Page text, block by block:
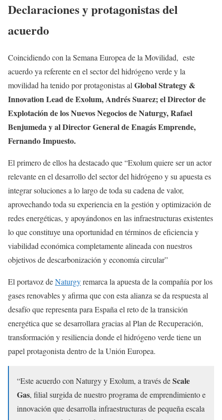
Declaraciones y protagonistas del
acuerdo
Coincidiendo con la Semana Europea de la Movilidad, este
acuerdo ya referente en el sector del hidrógeno verde y la
movilidad ha tenido por protagonistas al Global Strategy &
Innovation Lead de Exolum, Andrés Suarez; el Director de
Explotación de los Nuevos Negocios de Naturgy, Rafael
Benjumeda y al Director General de Enagás Emprende,
Fernando Impuesto.
El primero de ellos ha destacado que “Exolum quiere ser un actor
relevante en el desarrollo del sector del hidrógeno y su apuesta es
integrar soluciones a lo largo de toda su cadena de valor,
aprovechando toda su experiencia en la gestión y optimización de
redes energéticas, y apoyándonos en las infraestructuras existentes
lo que constituye una oportunidad en términos de eficiencia y
viabilidad económica completamente alineada con nuestros
objetivos de descarbonización y economía circular”
El portavoz deNaturgyremarca la apuesta de la compañía por los
gases renovables y afirma que con esta alianza se da respuesta al
desafío que representa para España el reto de la transición
energética que se desarrollara gracias al Plan de Recuperación,
transformación y resiliencia donde el hidrógeno verde tiene un
papel protagonista dentro de la Unión Europea.
“Este acuerdo con Naturgy y Exolum, a través deScale
Gas, filial surgida de nuestro programa de emprendimiento e
innovación que desarrolla infraestructuras de pequeña escala